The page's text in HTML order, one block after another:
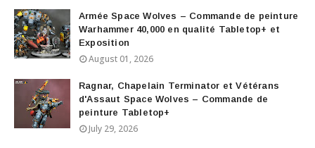
Armée Space Wolves – Commande de peinture
Warhammer 40,000 en qualité Tabletop+ et
Exposition
August 01, 2026
Ragnar, Chapelain Terminator et Vétérans
d'Assaut Space Wolves – Commande de
peinture Tabletop+
July 29, 2026